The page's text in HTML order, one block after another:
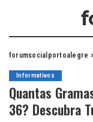
forumsocialportoalegre
Informativos
Quantas
36? Descubra